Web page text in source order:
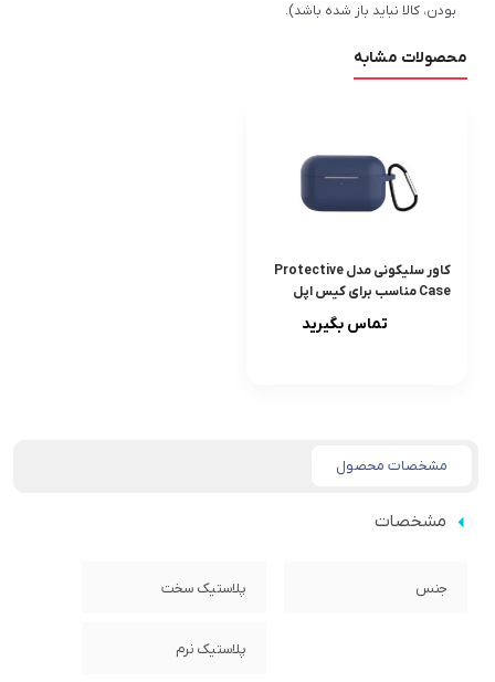
بودن، کالا نباید باز شده باشد).
محصولات مشابه
کاور سلیکونی مدل Protective
Case مناسب برای کیس اپل
تماس بگیرید
مشخصات محصول
مشخصات
جنس پلاستیک سخت
پلاستیک نرم